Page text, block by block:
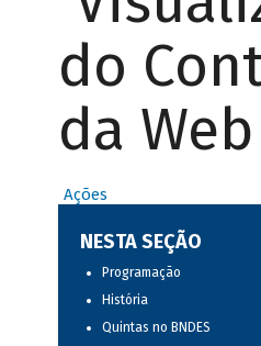
do
da Web
Ações
NESTA SEÇÃO
Programação
História
Quintas no BNDES